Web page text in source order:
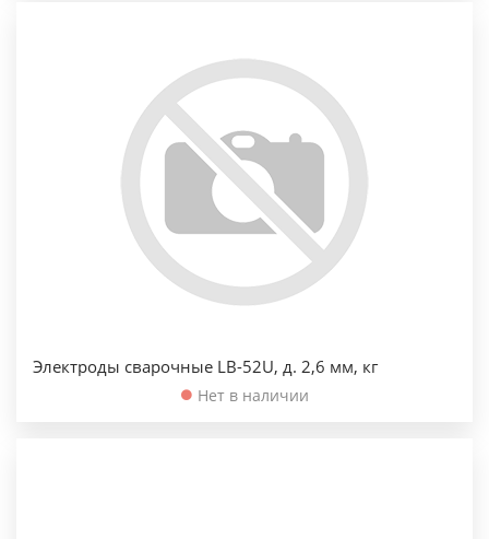
Электроды сварочные LB-52U, д. 2,6 мм, кг
Нет в наличии